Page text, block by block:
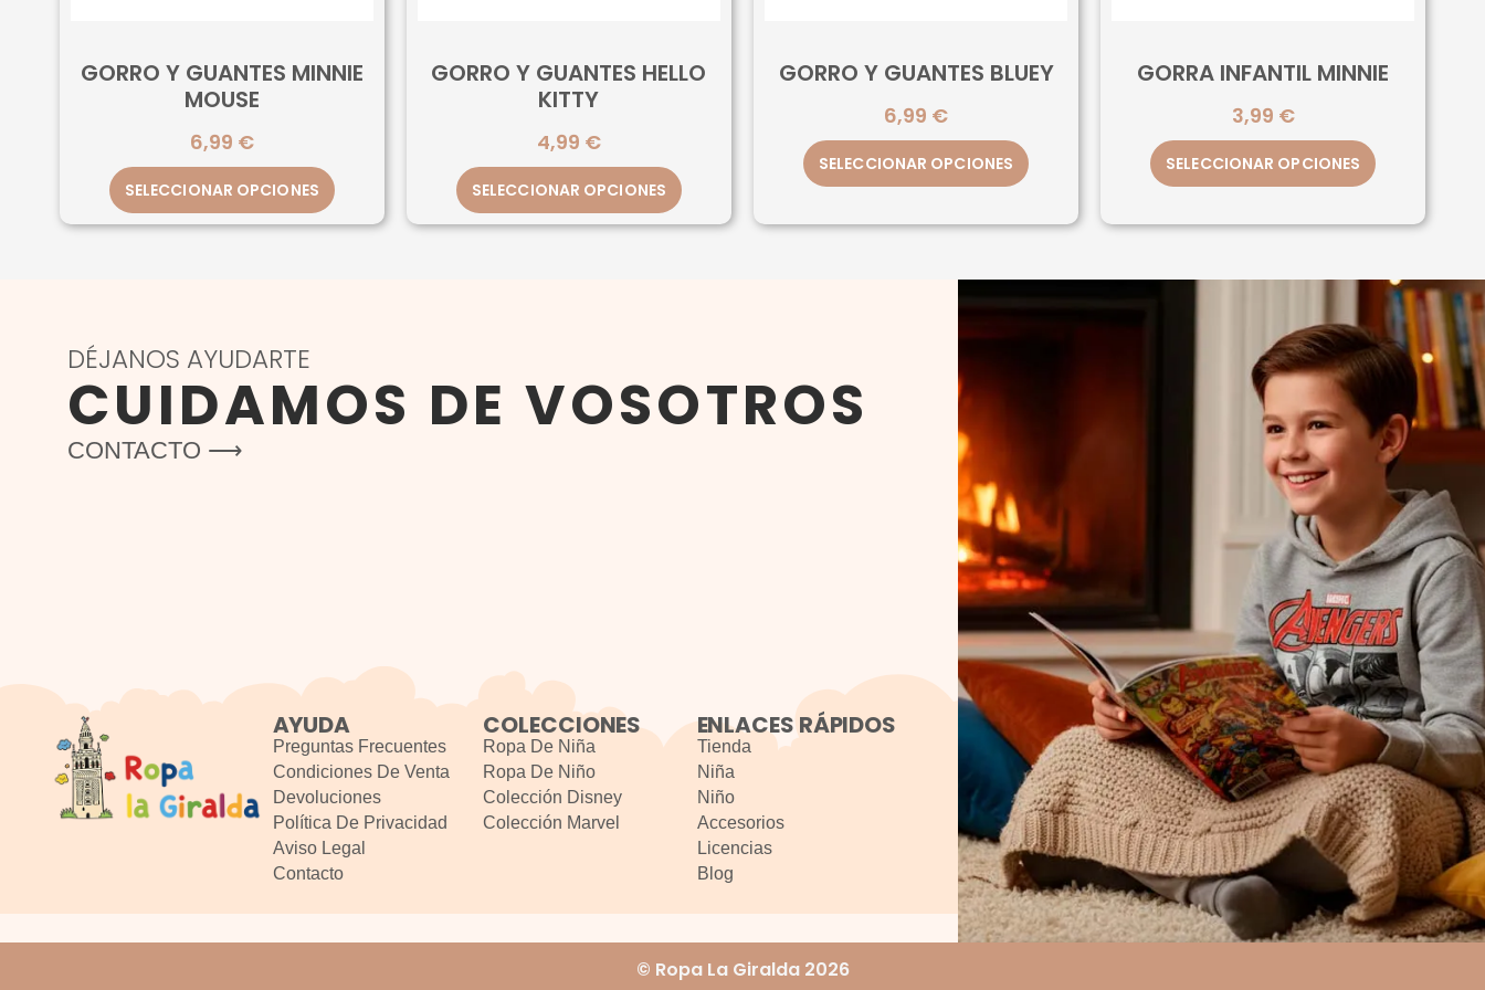
GORRO Y GUANTES MINNIE
MOUSE
6,99 €
SELECCIONAR OPCIONES
GORRO Y GUANTES HELLO
KITTY
4,99 €
SELECCIONAR OPCIONES
GORRO Y GUANTES BLUEY
6,99 €
SELECCIONAR OPCIONES
GORRA INFANTIL MINNIE
3,99 €
SELECCIONAR OPCIONES
DÉJANOS AYUDARTE
CUIDAMOS DE VOSOTROS
CONTACTO ⟶
AYUDA
Preguntas Frecuentes
Condiciones De Venta
Devoluciones
Política De Privacidad
Aviso Legal
Contacto
COLECCIONES
Ropa De Niña
Ropa De Niño
Colección Disney
Colección Marvel
ENLACES RÁPIDOS
Tienda
Niña
Niño
Accesorios
Licencias
Blog
© Ropa La Giralda 2026